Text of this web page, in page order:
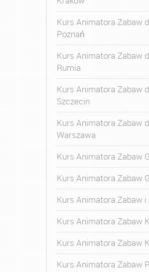
Kurs Animatora Zabaw
Poznań
Kurs Animatora Zabaw
Rumia
Kurs Animatora Zabaw
Szczecin
Kurs Animatora Zabaw
Warszawa
Kurs Animatora Zabaw
Kurs Animatora Zabaw
Kurs Animatora Zabaw i
Kurs Animatora Zabaw
Kurs Animatora Zabaw
Kurs Animatora Zabaw